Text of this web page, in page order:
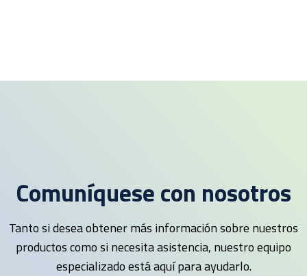
Comuníquese con nosotros
Tanto si desea obtener más información sobre nuestros
productos como si necesita asistencia, nuestro equipo
especializado está aquí para ayudarlo.